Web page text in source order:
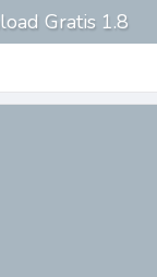
Gratis 1.8